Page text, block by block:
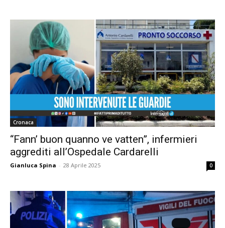
Cronaca
“Fann’ buon quanno ve vatten”, infermieri
aggrediti all’Ospedale Cardarelli
Gianluca Spina - 28 Aprile 2025 0